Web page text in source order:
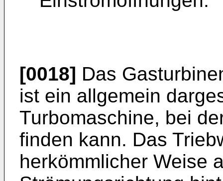
[0018] Das
ist ein allgemein
Turbomaschine, bei
finden kann. Das
herkömmlicher Weise